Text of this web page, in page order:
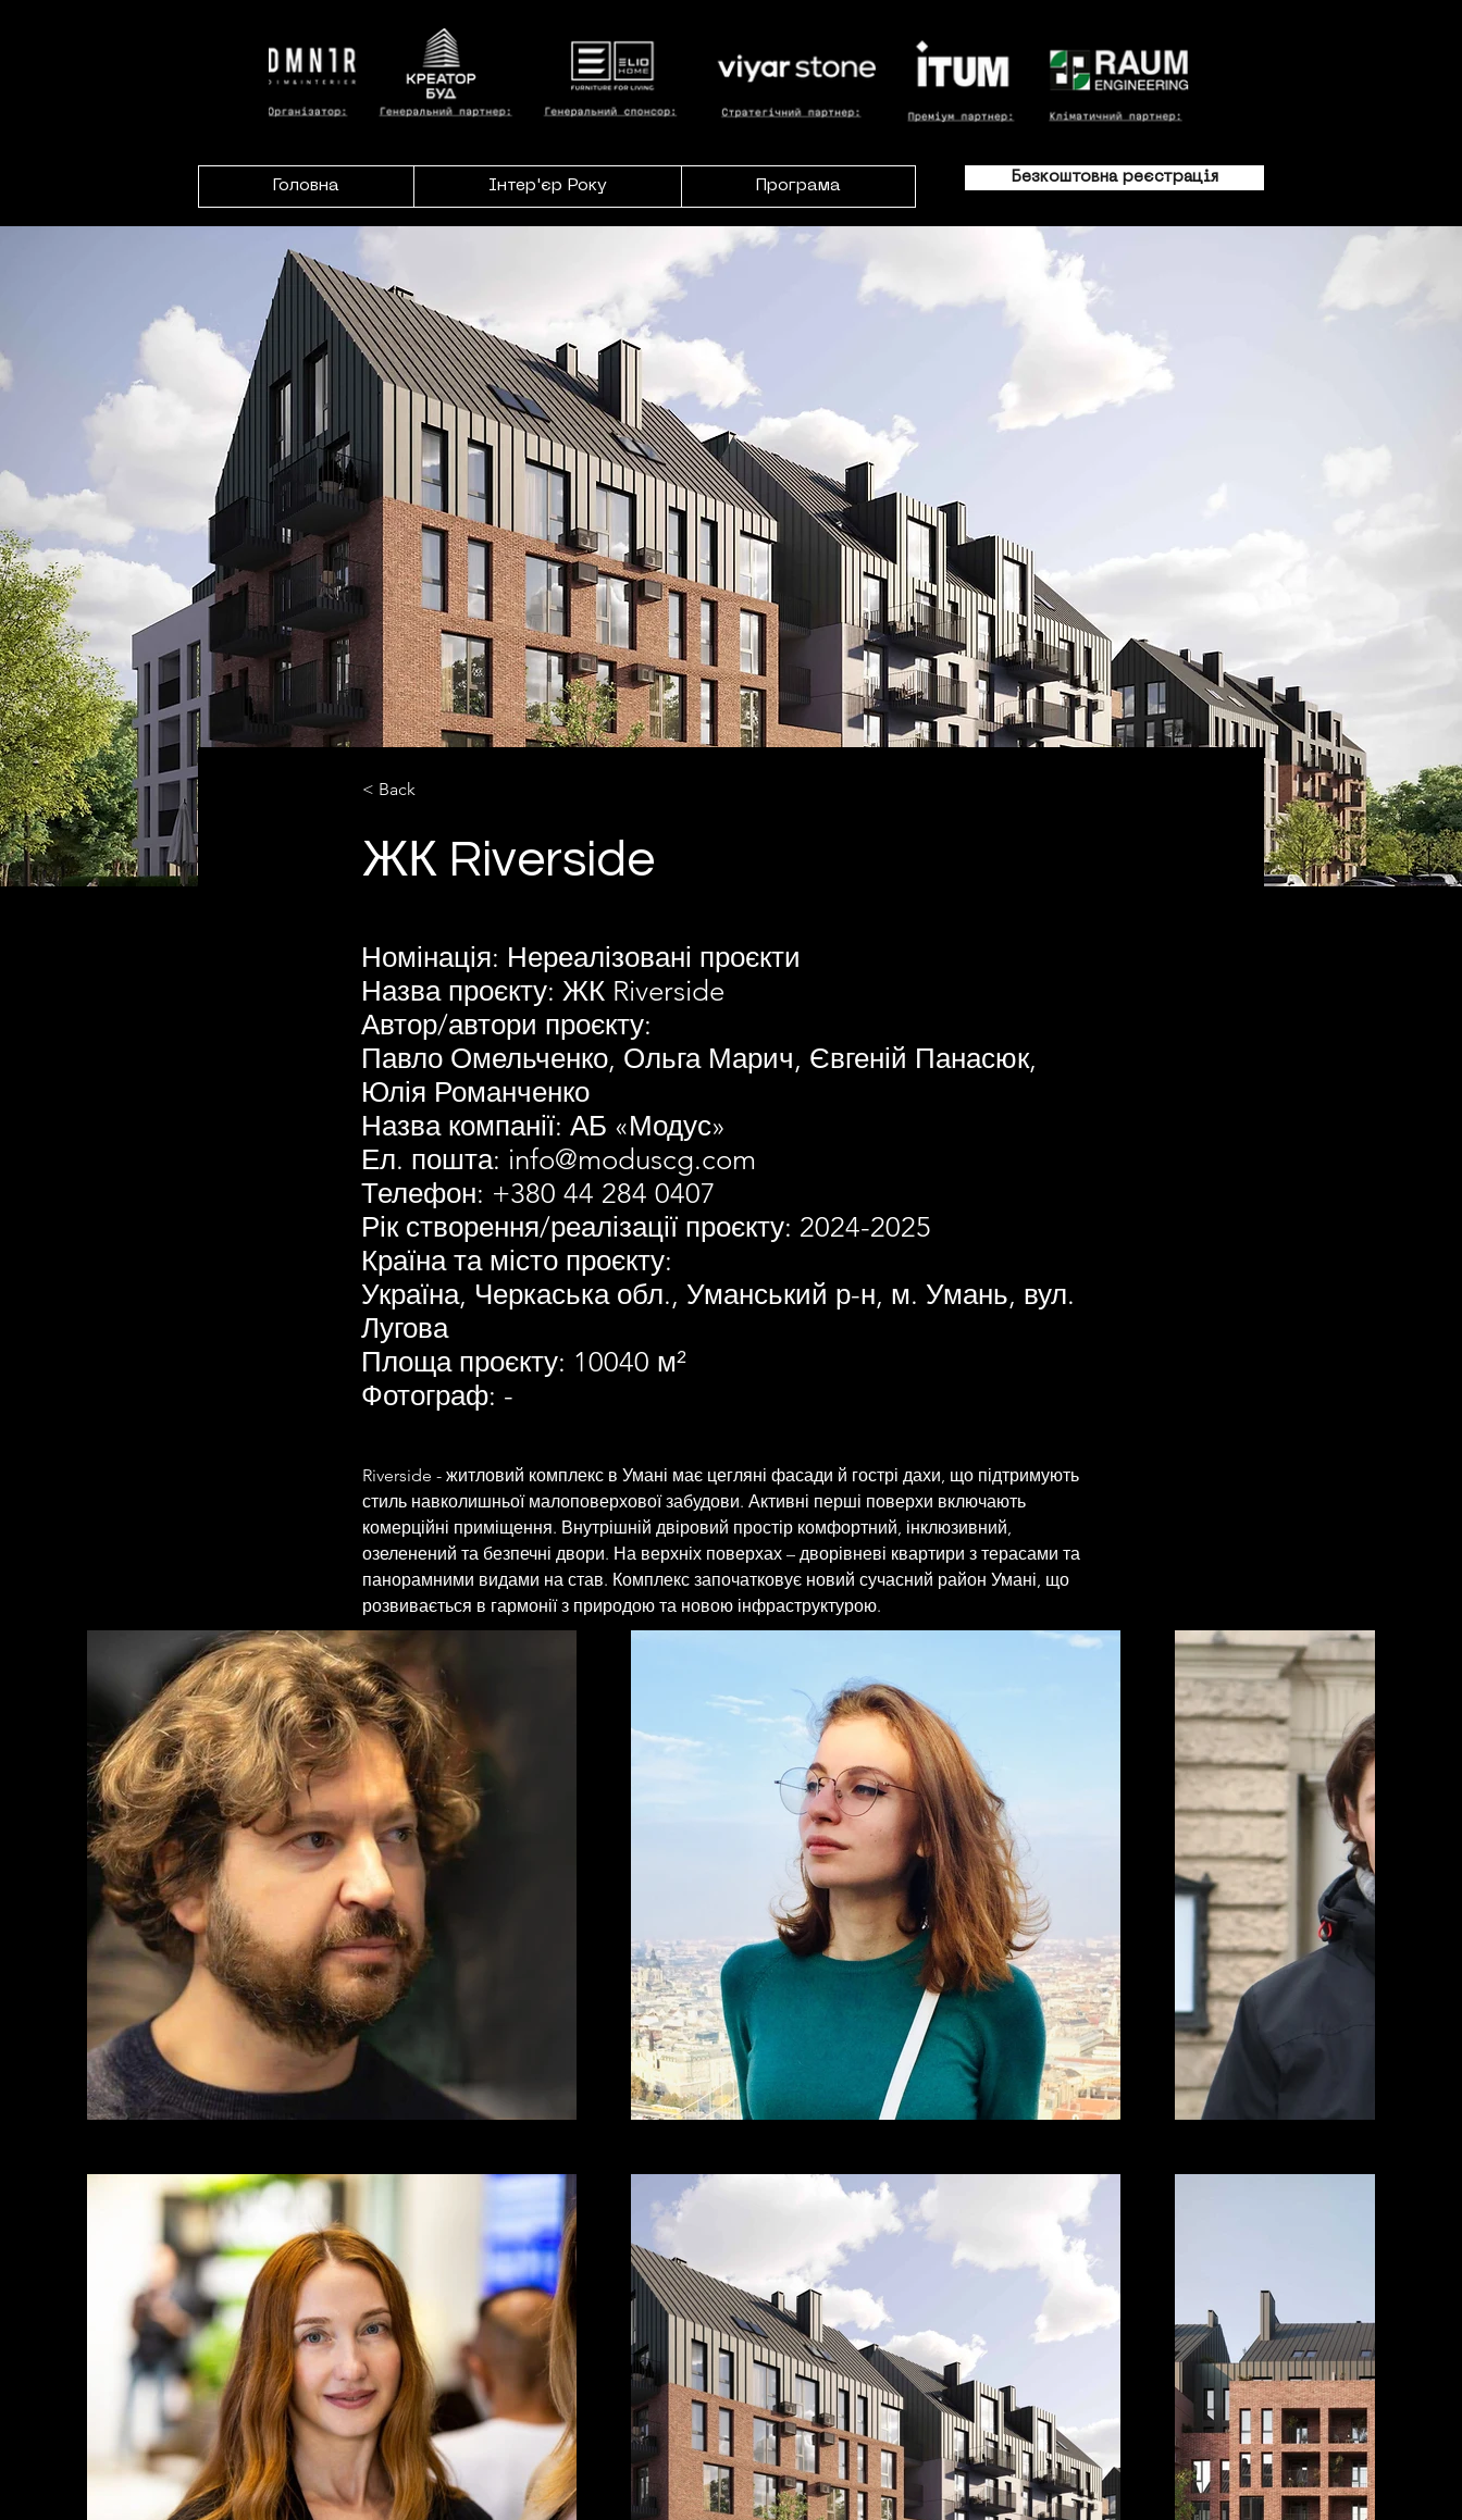
Головна Інтер'єр Року Програма Безкоштовна реєстрація
< Back
ЖК Riverside
Номінація: Нереалізовані проєкти
Назва проєкту: ЖК Riverside
Автор/автори проєкту:
Павло Омельченко, Ольга Марич, Євгеній Панасюк,
Юлія Романченко
Назва компанії: АБ «Модус»
Ел. пошта: info@moduscg.com
Телефон: +380 44 284 0407
Рік створення/реалізації проєкту: 2024-2025
Країна та місто проєкту:
Україна, Черкаська обл., Уманський р-н, м. Умань, вул.
Лугова
Площа проєкту: 10040 м²
Фотограф: -
Riverside - житловий комплекс в Умані має цегляні фасади й гострі дахи, що підтримують
стиль навколишньої малоповерхової забудови. Активні перші поверхи включають
комерційні приміщення. Внутрішній двіровий простір комфортний, інклюзивний,
озеленений та безпечні двори. На верхніх поверхах – дворівневі квартири з терасами та
панорамними видами на став. Комплекс започатковує новий сучасний район Умані, що
розвивається в гармонії з природою та новою інфраструктурою.